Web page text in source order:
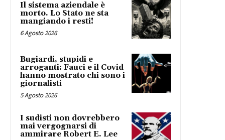
Il sistema aziendale è
morto. Lo Stato ne sta
mangiando i resti!
6 Agosto 2026
Bugiardi, stupidi e
arroganti: Fauci e il Covid
hanno mostrato chi sono i
giornalisti
5 Agosto 2026
I sudisti non dovrebbero
mai vergognarsi di
ammirare Robert E. Lee